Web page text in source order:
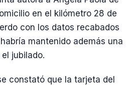
en el kilómetro 28 de
con los datos recabados
mantenido además una
jubilado.
constató que la tarjeta del